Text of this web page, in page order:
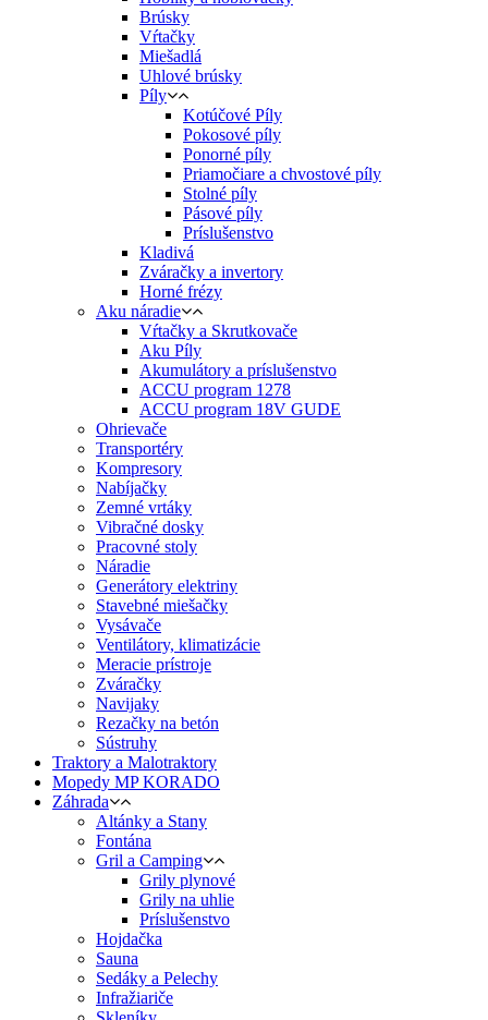
Brúsky
Vŕtačky
Miešadlá
Uhlové brúsky
Píly
Kotúčové Píly
Pokosové píly
Ponorné píly
Priamočiare a chvostové píly
Stolné píly
Pásové píly
Príslušenstvo
Kladivá
Zváračky a invertory
Horné frézy
Aku náradie
Vŕtačky a Skrutkovače
Aku Píly
Akumulátory a príslušenstvo
ACCU program 1278
ACCU program 18V GUDE
Ohrievače
Transportéry
Kompresory
Nabíjačky
Zemné vrtáky
Vibračné dosky
Pracovné stoly
Náradie
Generátory elektriny
Stavebné miešačky
Vysávače
Ventilátory, klimatizácie
Meracie prístroje
Zváračky
Navijaky
Rezačky na betón
Sústruhy
Traktory a Malotraktory
Mopedy MP KORADO
Záhrada
Altánky a Stany
Fontána
Gril a Camping
Grily plynové
Grily na uhlie
Príslušenstvo
Hojdačka
Sauna
Sedáky a Pelechy
Infražiariče